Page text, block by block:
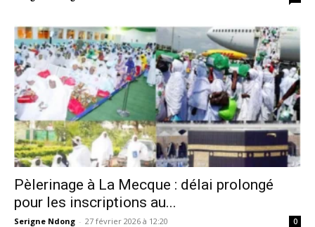
Pèlerinage à La Mecque : délai prolongé
pour les inscriptions au...
Serigne Ndong - 27 février 2026 à 12:20 0